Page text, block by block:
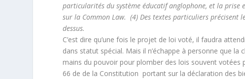
particularités du système éducatif anglophone, et la prise
sur la Common Law. (4) Des textes particuliers précisent
dessus.
C’est dire qu’une fois le projet de loi voté, il faudra
dans statut spécial. Mais il n’échappe à personne que
mains du pouvoir pour plomber des lois souvent votées
66 de de la Constitution portant sur la déclaration des